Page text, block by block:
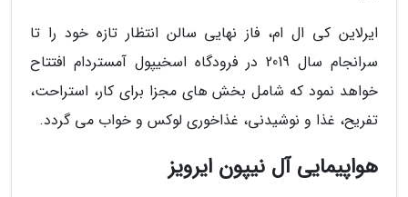
ایرلاین کی ال ام، فاز نهایی سالن انتظار تازه خود را تا
سرانجام سال 2019 در فرودگاه اسخیپول آمستردام افتتاح
خواهد نمود که شامل بخش های مجزا برای کار، استراحت،
تفریح، غذا و نوشیدنی، غذاخوری لوکس و خواب می گردد.
هواپیمایی آل نیپون ایرویز